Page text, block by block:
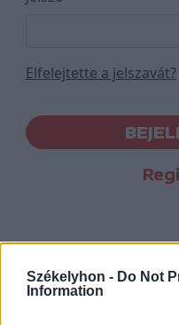
Székelyhon - Do Not
Information
Elfelejtette a jelszavát?